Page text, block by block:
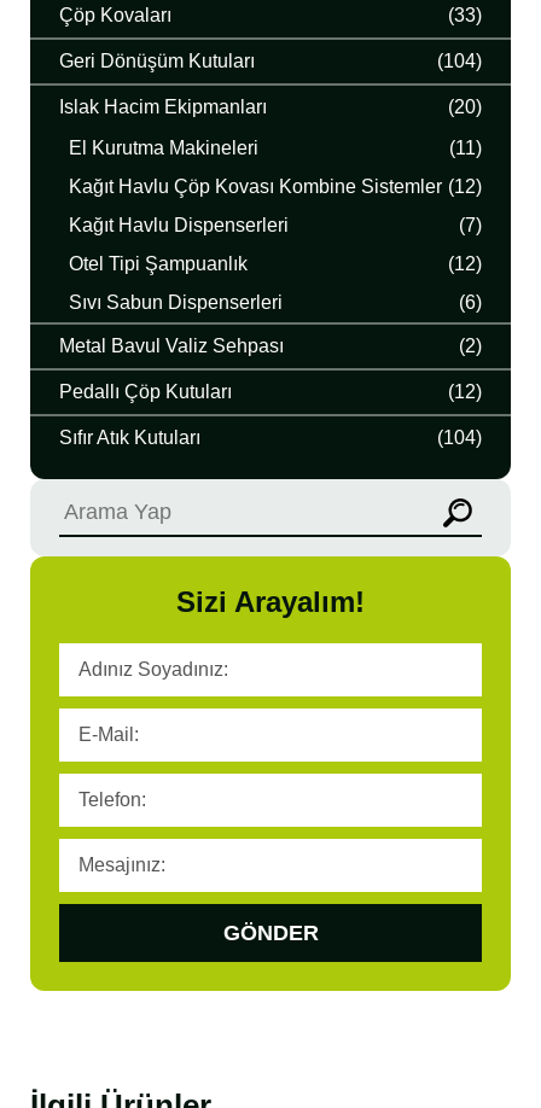
Çöp Kovaları (33)
Geri Dönüşüm Kutuları (104)
Islak Hacim Ekipmanları
(20)
El Kurutma Makineleri
(11)
Kağıt Havlu Çöp Kovası Kombine Sistemler (12)
Kağıt Havlu Dispenserleri
(7)
Otel Tipi Şampuanlık
(12)
Sıvı Sabun Dispenserleri
(6)
Metal Bavul Valiz Sehpası (2)
Pedallı Çöp Kutuları (12)
Sıfır Atık Kutuları (104)
Sizi Arayalım!
GÖNDER